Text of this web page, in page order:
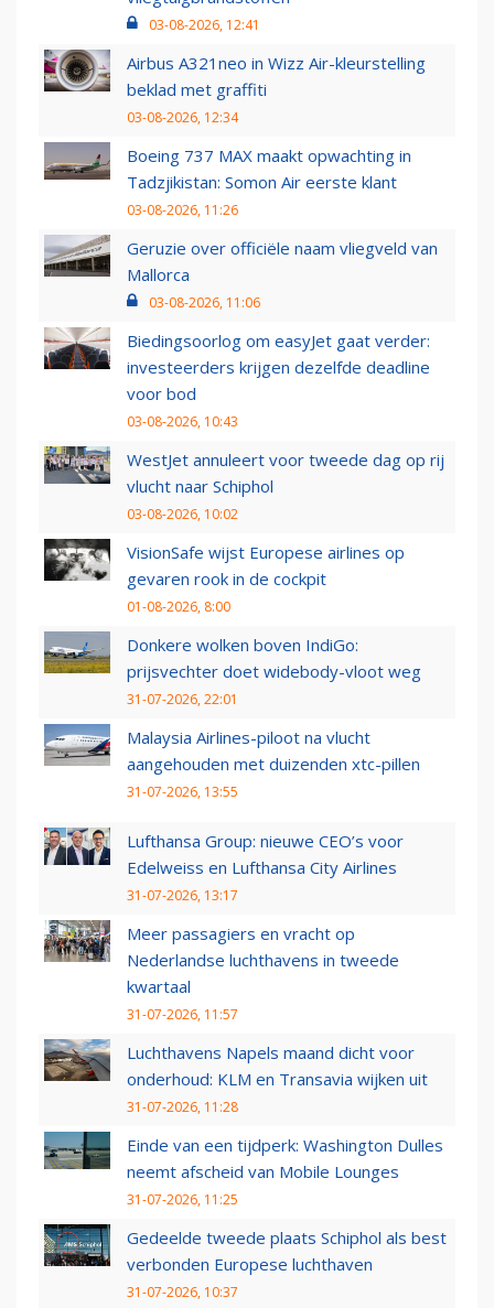
03-08-2026, 12:41
Airbus A321neo in Wizz Air-kleurstelling
beklad met graffiti
03-08-2026, 12:34
Boeing 737 MAX maakt opwachting in
Tadzjikistan: Somon Air eerste klant
03-08-2026, 11:26
Geruzie over officiële naam vliegveld van
Mallorca
03-08-2026, 11:06
Biedingsoorlog om easyJet gaat verder:
investeerders krijgen dezelfde deadline
voor bod
03-08-2026, 10:43
WestJet annuleert voor tweede dag op rij
vlucht naar Schiphol
03-08-2026, 10:02
VisionSafe wijst Europese airlines op
gevaren rook in de cockpit
01-08-2026, 8:00
Donkere wolken boven IndiGo:
prijsvechter doet widebody-vloot weg
31-07-2026, 22:01
Malaysia Airlines-piloot na vlucht
aangehouden met duizenden xtc-pillen
31-07-2026, 13:55
Lufthansa Group: nieuwe CEO’s voor
Edelweiss en Lufthansa City Airlines
31-07-2026, 13:17
Meer passagiers en vracht op
Nederlandse luchthavens in tweede
kwartaal
31-07-2026, 11:57
Luchthavens Napels maand dicht voor
onderhoud: KLM en Transavia wijken uit
31-07-2026, 11:28
Einde van een tijdperk: Washington Dulles
neemt afscheid van Mobile Lounges
31-07-2026, 11:25
Gedeelde tweede plaats Schiphol als best
verbonden Europese luchthaven
31-07-2026, 10:37